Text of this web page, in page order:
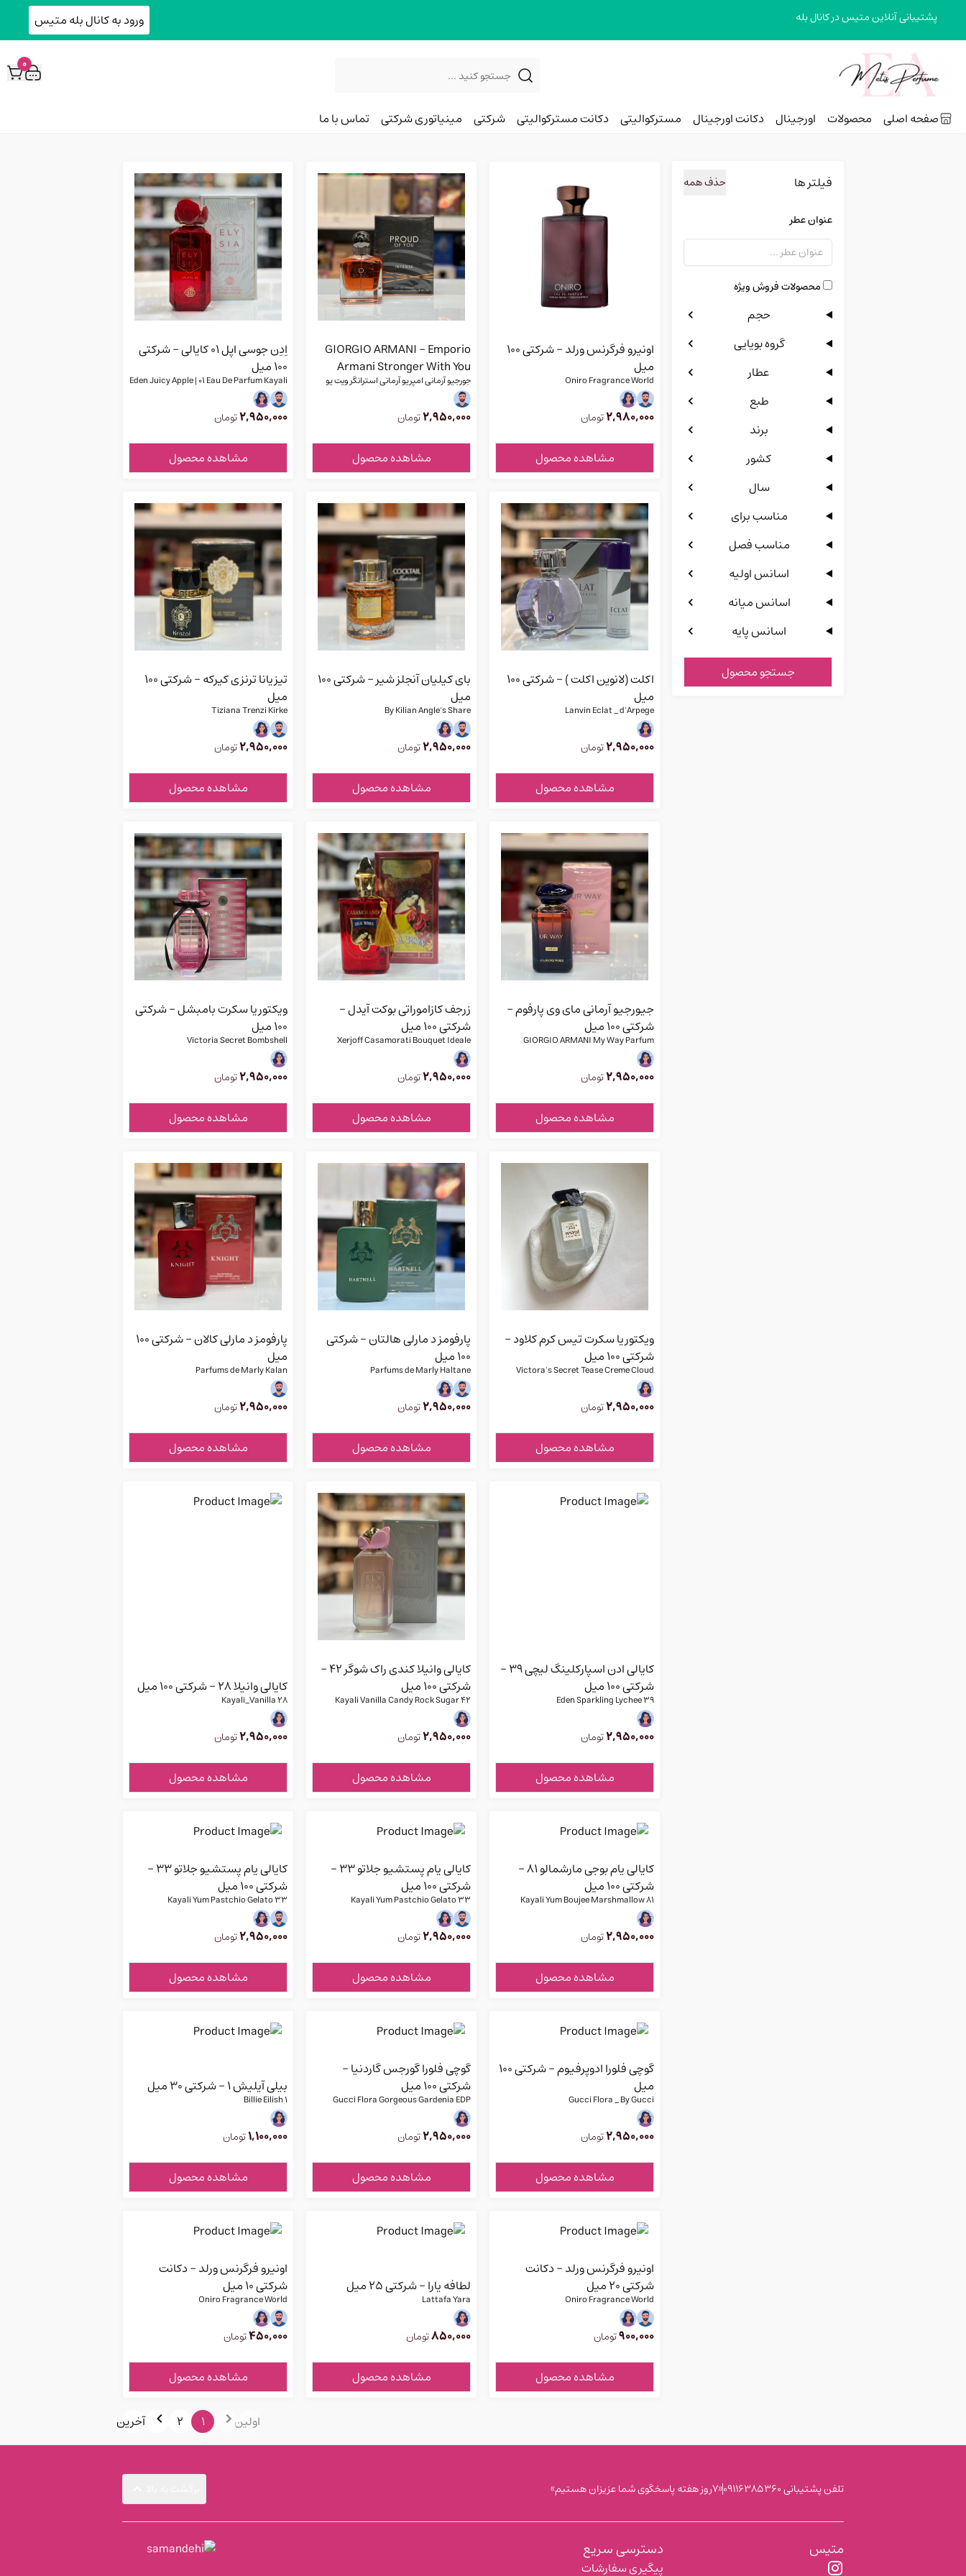
پشتیبانی آنلاین متیس در کانال بله ورود به کانال بله متیس
desktop header search
0
صفحه اصلی محصولات اورجینال دکانت اورجینال مسترکوالیتی دکانت مسترکوالیتی شرکتی مینیاتوری شرکتی تماس با ما
فیلتر ها حذف همه
عنوان عطر
محصولات فروش ویژه
حجم
گروه بویایی
عطار
طبع
برند
کشور
سال
مناسب برای
مناسب فصل
اسانس اولیه
اسانس میانه
اسانس پایه
جستجو محصول
اونیرو فرگرنس ورلد - شرکتی 100
میل
Oniro Fragrance World
2,980,000تومان
مشاهده محصول
GIORGIO ARMANI - Emporio
Armani Stronger With You
Intensely - شرکتی 100 میل
جورجیو آرمانی امپریو آرمانی استرانگر ویت یو
اینتنسلی
2,950,000تومان
مشاهده محصول
اِدِن جوسی اپل ۰۱ کایالی - شرکتی
100 میل
Eden Juicy Apple | 01 Eau De Parfum Kayali
2,950,000تومان
مشاهده محصول
اکلت (لانوین اکلت ) - شرکتی 100
میل
Lanvin Eclat _ d'Arpege
2,950,000تومان
مشاهده محصول
بای کیلیان آنجلز شیر - شرکتی 100
میل
By Kilian Angle's Share
2,950,000تومان
مشاهده محصول
تیزیانا ترنزی کیرکه - شرکتی 100
میل
Tiziana Trenzi Kirke
2,950,000تومان
مشاهده محصول
جیورجیو آرمانی مای وی پارفوم -
شرکتی 100 میل
GIORGIO ARMANI My Way Parfum
2,950,000تومان
مشاهده محصول
زرجف کازاموراتی بوکت آیدل -
شرکتی 100 میل
Xerjoff Casamorati Bouquet Ideale
2,950,000تومان
مشاهده محصول
ویکتوریا سکرت بامبشل - شرکتی
100 میل
Victoria Secret Bombshell
2,950,000تومان
مشاهده محصول
ویکتوریا سکرت تیس کرم کلاود -
شرکتی 100 میل
Victora's Secret Tease Creme Cloud
2,950,000تومان
مشاهده محصول
پارفومز د مارلی هالتان - شرکتی
100 میل
Parfums de Marly Haltane
2,950,000تومان
مشاهده محصول
پارفومز د مارلی کالان - شرکتی 100
میل
Parfums de Marly Kalan
2,950,000تومان
مشاهده محصول
کایالی ادن اسپارکلینگ لیچی ۳۹ -
شرکتی 100 میل
Eden Sparkling Lychee 3۹
2,950,000تومان
مشاهده محصول
کایالی وانیلا کندی راک شوگر ۴۲ -
شرکتی 100 میل
Kayali Vanilla Candy Rock Sugar 42
2,950,000تومان
مشاهده محصول
کایالی وانیلا ۲۸ - شرکتی 100 میل
Kayali_Vanilla 28
2,950,000تومان
مشاهده محصول
کایالی یام بوجی مارشمالو ۸۱ -
شرکتی 100 میل
Kayali Yum Boujee Marshmallow 81
2,950,000تومان
مشاهده محصول
کایالی یام پستشیو جلاتو ۳۳ -
شرکتی 100 میل
Kayali Yum Pastchio Gelato 33
2,950,000تومان
مشاهده محصول
کایالی یام پستشیو جلاتو ۳۳ -
شرکتی 100 میل
Kayali Yum Pastchio Gelato 33
2,950,000تومان
مشاهده محصول
گوچی فلورا ادوپرفیوم - شرکتی 100
میل
Gucci Flora _ By Gucci
2,950,000تومان
مشاهده محصول
گوچی فلورا گورجس گاردنیا -
شرکتی 100 میل
Gucci Flora Gorgeous Gardenia EDP
2,950,000تومان
مشاهده محصول
بیلی آیلیش ۱ - شرکتی ۳۰ میل
Billie Eilish 1
1,100,000تومان
مشاهده محصول
اونیرو فرگرنس ورلد - دکانت
شرکتی ۲۰ میل
Oniro Fragrance World
900,000تومان
مشاهده محصول
لطافه یارا - شرکتی 25 میل
Lattafa Yara
850,000تومان
مشاهده محصول
اونیرو فرگرنس ورلد - دکانت
شرکتی ۱۰ میل
Oniro Fragrance World
450,000تومان
مشاهده محصول
اولین 1
2 آخرین
تلفن پشتیبانی 0911۶۳۸۵۳۶۰ «۷روز هفته پاسخگوی شما عزیزان هستیم»
متیس
اینستاگرام
دسترسی سریع
پیگیری سفارشات